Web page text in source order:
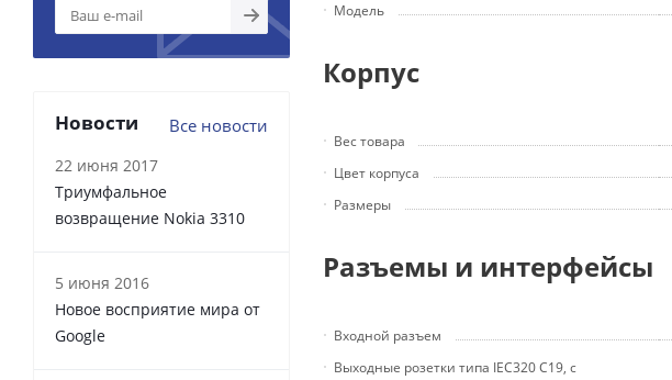
Модель
Корпус
Вес товара
Цвет корпуса
Размеры
Разъемы и интерфейсы
Входной разъем
Выходные розетки типа IEC320 С19, с
Новости Все новости
22 июня 2017
Триумфальное
возвращение Nokia 3310
5 июня 2016
Новое восприятие мира от
Google